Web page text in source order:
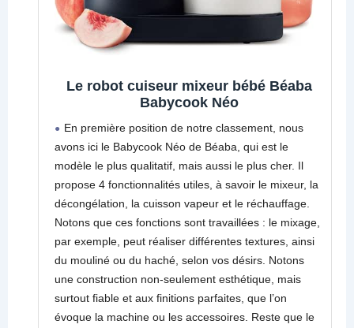
Le robot cuiseur mixeur bébé Béaba
Babycook Néo
En première position de notre classement, nous
avons ici le Babycook Néo de Béaba, qui est le
modèle le plus qualitatif, mais aussi le plus cher. Il
propose 4 fonctionnalités utiles, à savoir le mixeur, la
décongélation, la cuisson vapeur et le réchauffage.
Notons que ces fonctions sont travaillées : le mixage,
par exemple, peut réaliser différentes textures, ainsi
du mouliné ou du haché, selon vos désirs. Notons
une construction non-seulement esthétique, mais
surtout fiable et aux finitions parfaites, que l’on
évoque la machine ou les accessoires. Reste que le